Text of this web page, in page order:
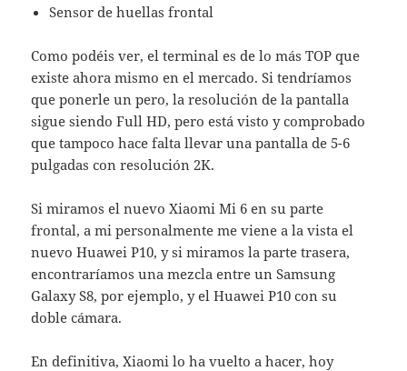
Sensor de huellas frontal
Como podéis ver, el terminal es de lo más TOP que
existe ahora mismo en el mercado. Si tendríamos
que ponerle un pero, la resolución de la pantalla
sigue siendo Full HD, pero está visto y comprobado
que tampoco hace falta llevar una pantalla de 5-6
pulgadas con resolución 2K.
Si miramos el nuevo Xiaomi Mi 6 en su parte
frontal, a mi personalmente me viene a la vista el
nuevo Huawei P10, y si miramos la parte trasera,
encontraríamos una mezcla entre un Samsung
Galaxy S8, por ejemplo, y el Huawei P10 con su
doble cámara.
En definitiva, Xiaomi lo ha vuelto a hacer, hoy